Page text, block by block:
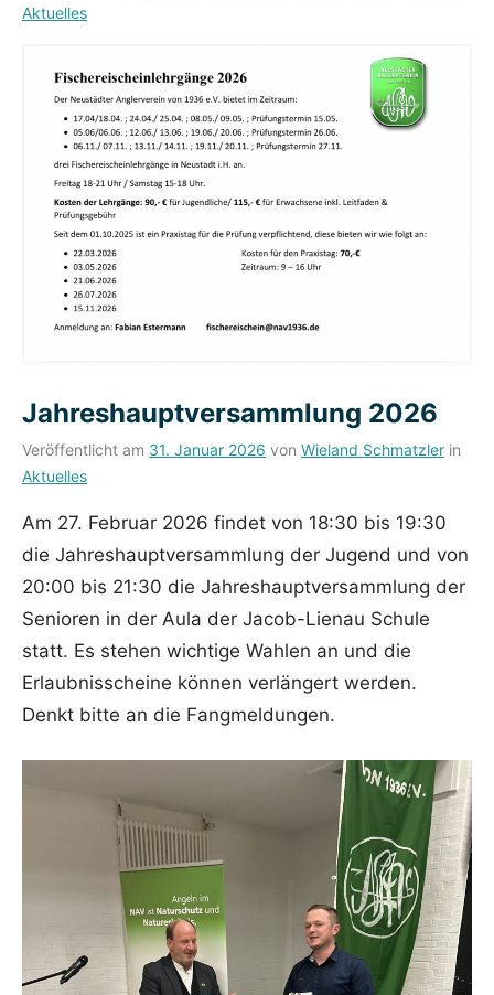
Aktuelles
Jahreshauptversammlung 2026
Veröffentlicht am 31. Januar 2026 von Wieland Schmatzler in
Aktuelles
Am 27. Februar 2026 findet von 18:30 bis 19:30
die Jahreshauptversammlung der Jugend und von
20:00 bis 21:30 die Jahreshauptversammlung der
Senioren in der Aula der Jacob-Lienau Schule
statt. Es stehen wichtige Wahlen an und die
Erlaubnisscheine können verlängert werden.
Denkt bitte an die Fangmeldungen.